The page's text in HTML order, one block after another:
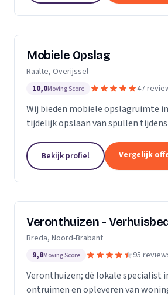
Mobiele Opslag
Raalte, Overijssel
10,0Moving Score 47
Wij bieden mobiele opslagruimte
tijdelijk opslaan van spullen
Bekijk profiel Vergelijk
Veronthuizen -
Breda, Noord-Brabant
9,8Moving Score 95
Veronthuizen; dé lokale specialist
ontruimen en opleveren van